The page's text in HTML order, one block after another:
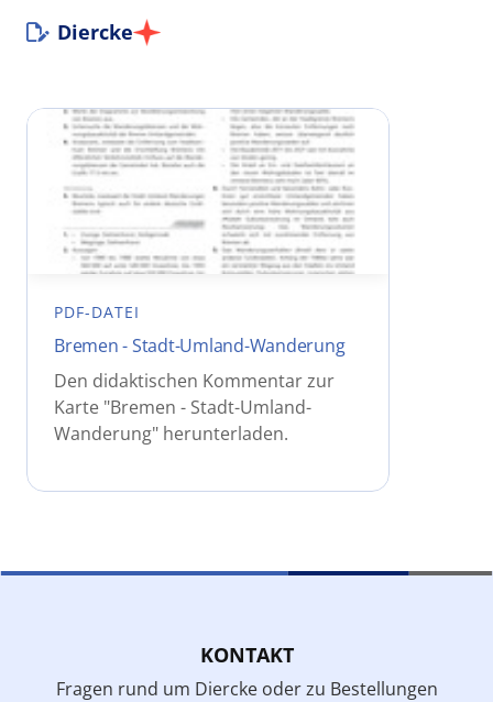
Diercke
PDF-DATEI
Bremen - Stadt-Umland-Wanderung
Den didaktischen Kommentar zur
Karte "Bremen - Stadt-Umland-
Wanderung" herunterladen.
KONTAKT
Fragen rund um Diercke oder zu Bestellungen